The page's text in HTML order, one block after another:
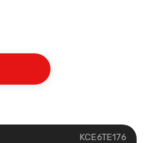
KCE6TE176